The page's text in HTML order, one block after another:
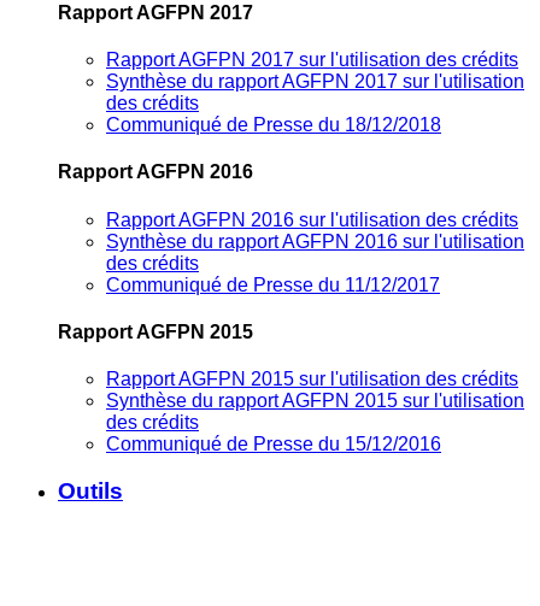
Rapport AGFPN 2017
Rapport AGFPN 2017 sur l'utilisation des crédits
Synthèse du rapport AGFPN 2017 sur l'utilisation
des crédits
Communiqué de Presse du 18/12/2018
Rapport AGFPN 2016
Rapport AGFPN 2016 sur l'utilisation des crédits
Synthèse du rapport AGFPN 2016 sur l'utilisation
des crédits
Communiqué de Presse du 11/12/2017
Rapport AGFPN 2015
Rapport AGFPN 2015 sur l'utilisation des crédits
Synthèse du rapport AGFPN 2015 sur l'utilisation
des crédits
Communiqué de Presse du 15/12/2016
Outils